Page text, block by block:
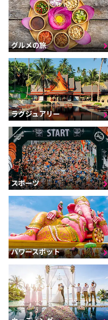
グルメの旅
ラグジュアリー
スポーツ
パワースポット